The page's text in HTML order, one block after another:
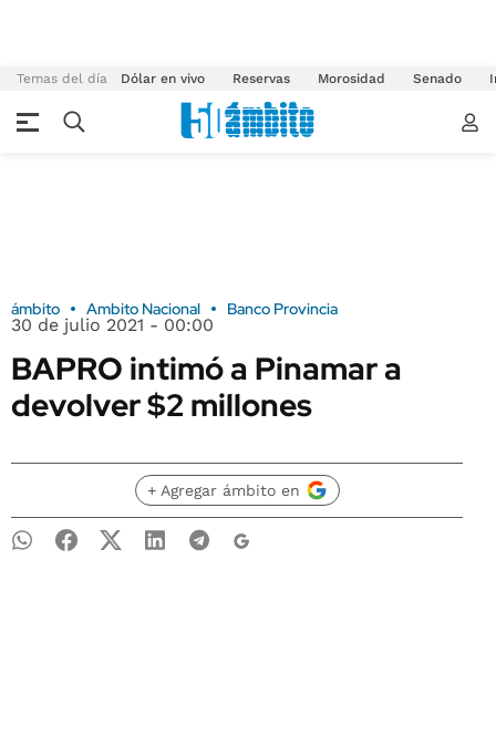
Temas del día Dólar en vivo Reservas Morosidad Senado
ámbito Ambito Nacional Banco Provincia
30 de julio 2021 - 00:00
BAPRO intimó a Pinamar a
devolver $2 millones
+ Agregar ámbito en